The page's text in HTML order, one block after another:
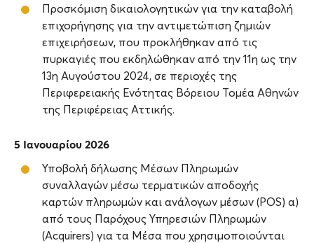
Προσκόμιση δικαιολογητικών για την καταβολή
επιχορήγησης για την αντιμετώπιση ζημιών
επιχειρήσεων, που προκλήθηκαν από τις
πυρκαγιές που εκδηλώθηκαν από την 11η ως την
13η Αυγούστου 2024, σε περιοχές της
Περιφερειακής Ενότητας Βόρειου Τομέα Αθηνών
της Περιφέρειας Αττικής.
5 Ιανουαρίου 2026
Υποβολή δήλωσης Μέσων Πληρωμών
συναλλαγών μέσω τερματικών αποδοχής
καρτών πληρωμών και ανάλογων μέσων (POS) α)
από τους Παρόχους Υπηρεσιών Πληρωμών
(Acquirers) για τα Μέσα που χρησιμοποιούνται